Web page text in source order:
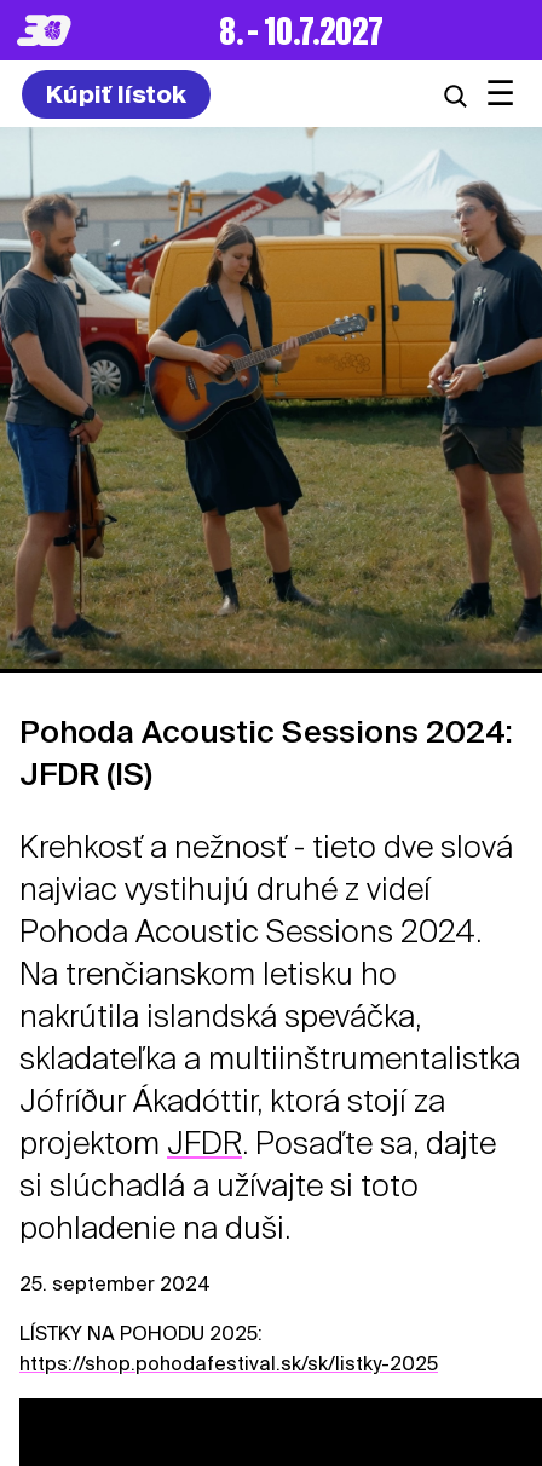
8. – 10.7.2027
Kúpiť lístok ☰
Pohoda Acoustic Sessions 2024:
JFDR (IS)
Krehkosť a nežnosť - tieto dve slová
najviac vystihujú druhé z videí
Pohoda Acoustic Sessions 2024.
Na trenčianskom letisku ho
nakrútila islandská speváčka,
skladateľka a multiinštrumentalistka
Jófríður Ákadóttir, ktorá stojí za
projektom JFDR. Posaďte sa, dajte
si slúchadlá a užívajte si toto
pohladenie na duši.
25. september 2024
LÍSTKY NA POHODU 2025:
https://shop.pohodafestival.sk/sk/listky-2025